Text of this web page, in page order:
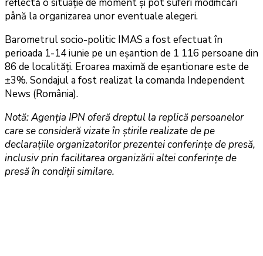
reflectă o situație de moment și pot suferi modificări
până la organizarea unor eventuale alegeri.
Barometrul socio-politic IMAS a fost efectuat în
perioada 1-14 iunie pe un eșantion de 1 116 persoane din
86 de localități. Eroarea maximă de eșantionare este de
±3%. Sondajul a fost realizat la comanda Independent
News (România).
Notă: Agenția IPN oferă dreptul la replică persoanelor
care se consideră vizate în știrile realizate de pe
declarațiile organizatorilor prezentei conferințe de presă,
inclusiv prin facilitarea organizării altei conferințe de
presă în condiții similare.